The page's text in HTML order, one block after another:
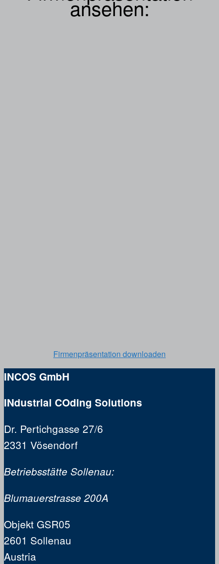
ansehen:
Firmenpräsentation downloaden
INCOS GmbH
INdustrial COding Solutions
Dr. Pertichgasse 27/6
2331 Vösendorf
Betriebsstätte Sollenau:
Blumauerstrasse 200A
Objekt GSR05
2601 Sollenau
Austria